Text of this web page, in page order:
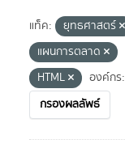
แท็ค: ยุทธศาสตร์
แผนการตลาด
HTML
องค์กร:
กรองผลลัพธ์